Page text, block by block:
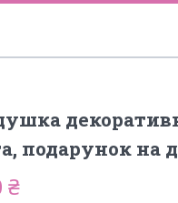
подарунок на
₴